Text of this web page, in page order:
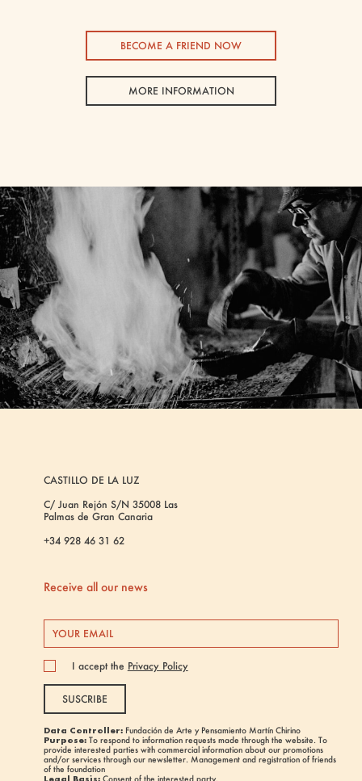
BECOME A FRIEND NOW
MORE INFORMATION
CASTILLO DE LA LUZ
C/ Juan Rejón S/N 35008 Las
Palmas de Gran Canaria
+34 928 46 31 62
Receive all our news
I accept the Privacy Policy
SUSCRIBE
Data Controller:Fundación de Arte y Pensamiento Martín Chirino
Purpose:To respond to information requests made through the website. To
provide interested parties with commercial information about our promotions
and/or services through our newsletter. Management and registration of friends
of the foundation